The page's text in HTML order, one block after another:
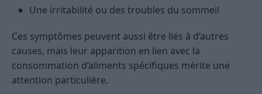
Une irritabilité ou des troubles du sommeil
Ces symptômes peuvent aussi être liés à d’autres
causes, mais leur apparition en lien avec la
consommation d’aliments spécifiques mérite une
attention particulière.